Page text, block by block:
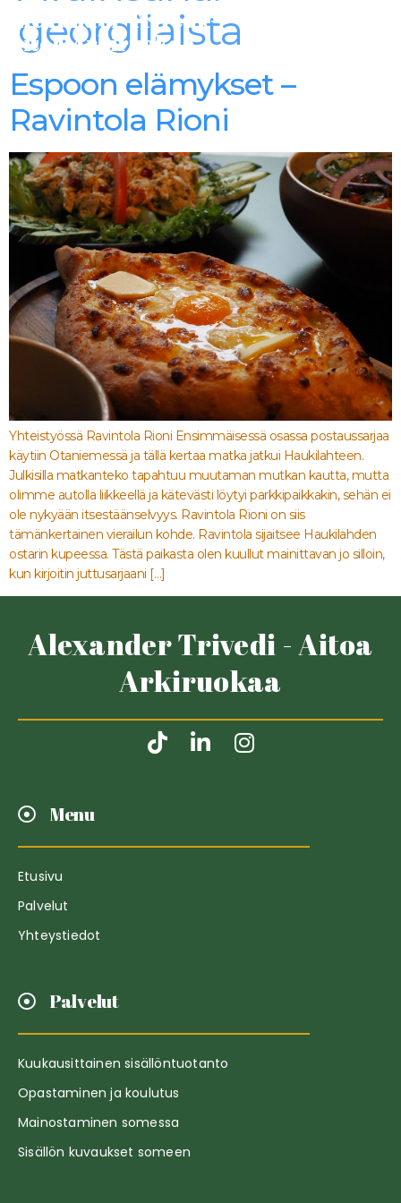
Alexander Trivedi -
Aitoa Arkiruokaa
georgilaista
Espoon elämykset –
Ravintola Rioni
Yhteistyössä Ravintola Rioni Ensimmäisessä osassa postaussarjaa
käytiin Otaniemessä ja tällä kertaa matka jatkui Haukilahteen.
Julkisilla matkanteko tapahtuu muutaman mutkan kautta, mutta
olimme autolla liikkeellä ja kätevästi löytyi parkkipaikkakin, sehän ei
ole nykyään itsestäänselvyys. Ravintola Rioni on siis
tämänkertainen vierailun kohde. Ravintola sijaitsee Haukilahden
ostarin kupeessa. Tästä paikasta olen kuullut mainittavan jo silloin,
kun kirjoitin juttusarjaani […]
Alexander Trivedi - Aitoa
Arkiruokaa
Menu
Etusivu
Palvelut
Yhteystiedot
Palvelut
Kuukausittainen sisällöntuotanto
Opastaminen ja koulutus
Mainostaminen somessa
Sisällön kuvaukset someen